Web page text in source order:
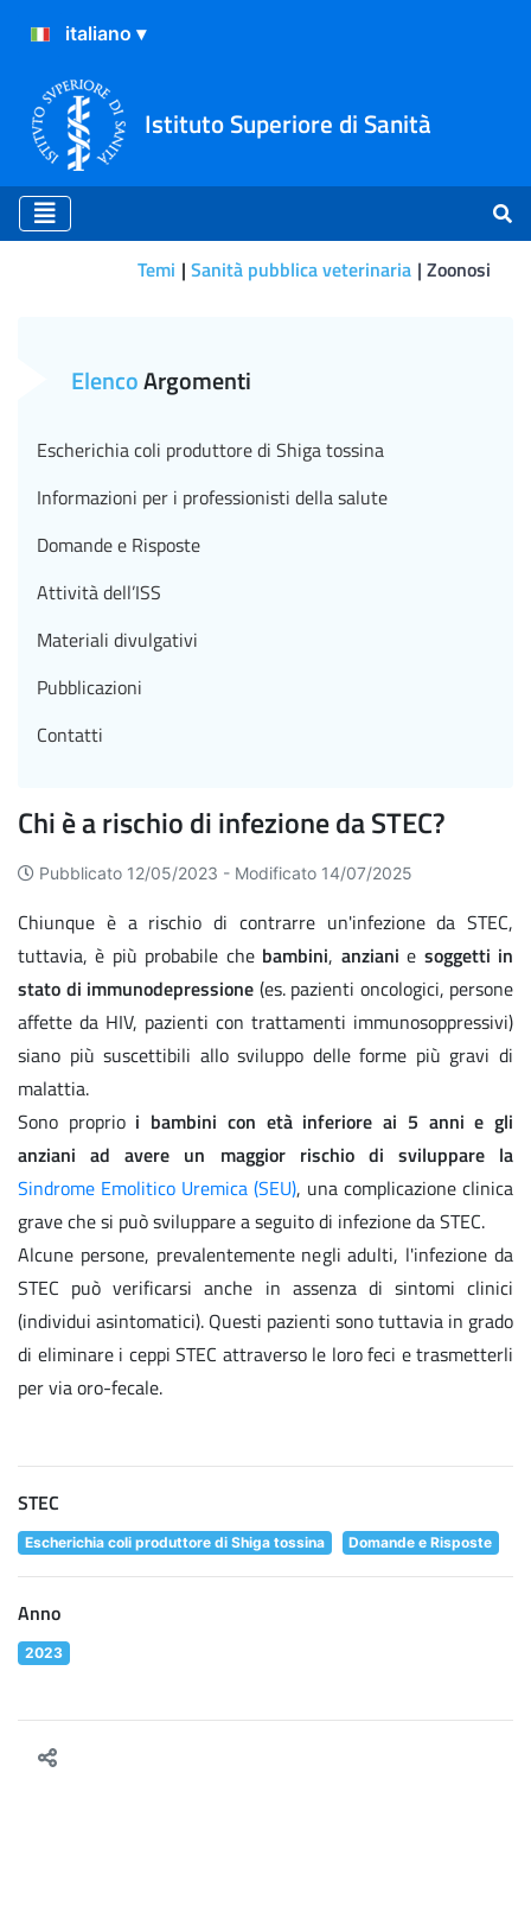
Istituto Superiore di Sanità
Temi Sanità pubblica veterinaria Zoonosi
Chi è a rischio di infezione da STEC?
Pubblicato 12/05/2023 - Modificato 14/07/2025
Chiunque è a rischio di contrarre un'infezione da STEC,
tuttavia, è più probabile che bambini, anzianie soggetti in
stato di immunodepressione (es. pazienti oncologici, persone
affette da HIV, pazienti con trattamenti immunosoppressivi)
siano più suscettibili allo sviluppo delle forme più gravi di
malattia.
Sono proprio i bambini con età inferiore ai 5 anni e gli
anziani ad avere un maggior rischio di sviluppare la
Sindrome Emolitico Uremica (SEU), una complicazione clinica
grave che si può sviluppare a seguito di infezione da STEC.
Alcune persone, prevalentemente negli adulti, l'infezione da
STEC può verificarsi anche in assenza di sintomi clinici
(individui asintomatici). Questi pazienti sono tuttavia in grado
di eliminare i ceppi STEC attraverso le loro feci e trasmetterli
per via oro-fecale.
STEC
Escherichia coli produttore di Shiga tossina Domande e Risposte
Anno
2023
ElencoArgomenti
Escherichia coli produttore di Shiga tossina
Informazioni per i professionisti della salute
Domande e Risposte
Attività dell’ISS
Materiali divulgativi
Pubblicazioni
Contatti